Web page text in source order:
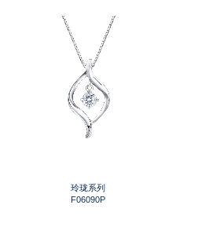
玲珑系列
F06090P